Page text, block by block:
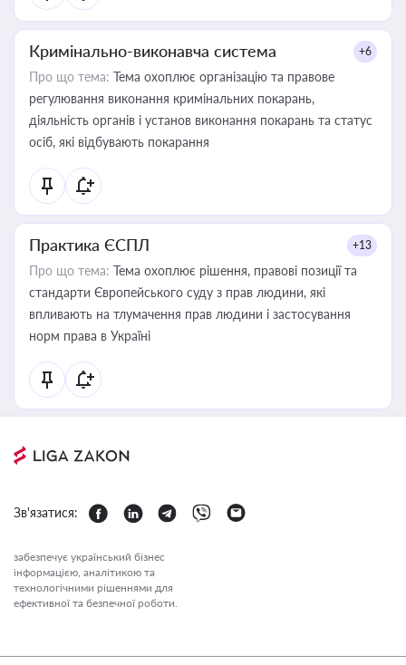
Кримінально-виконавча система +6
Про що тема: Тема охоплює організацію та правове
регулювання виконання кримінальних покарань,
діяльність органів і установ виконання покарань та статус
осіб, які відбувають покарання
Практика ЄСПЛ +13
Про що тема: Тема охоплює рішення, правові позиції та
стандарти Європейського суду з прав людини, які
впливають на тлумачення прав людини і застосування
норм права в Україні
Зв'язатися:
забезпечує український бізнес
інформацією, аналітикою та
технологічними рішеннями для
ефективної та безпечної роботи.